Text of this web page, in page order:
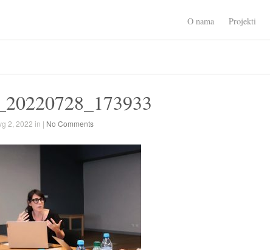
O nama Projekti
2, 2022 in | No Comments